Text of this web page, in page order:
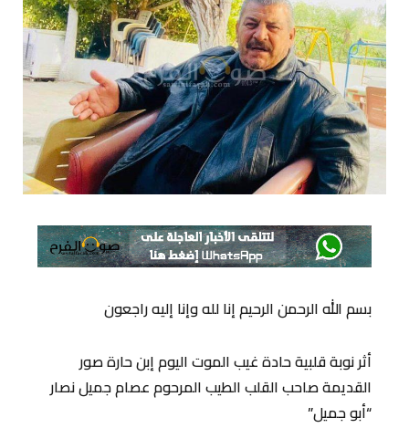
‏بسم الله الرحمن الرحيم ‏إنا لله وإنا إليه راجعون
أثر نوبة قلبية حادة غيب الموت اليوم إبن حارة صور
القديمة صاحب القلب الطيب المرحوم عصام جميل نصار
“أبو جميل”